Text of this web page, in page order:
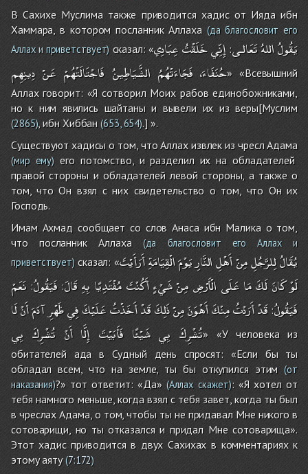
В Сахихе Муслима также приводится хадис от Ияда ибн
Хаммара, в котором посланник Аллаха(да благословит его
Аллах и приветствует) сказал: « يَقُولُاللهُتَعَالـى: إِنِّيخَلَقْتُعِبَادِي
حُنَفَاءَ، فَجَاءَتْهُمُ الشَّيَاطِينُ فَاجْتَالَتْهُمْ عَنْ دِينِهِم
» «Всевышний
Аллах говорит: «Я сотворил Моих рабов единобожниками,
но к ним явились шайтаны и вывели их из веры[Муслим
(2865), ибн Хиббан (653, 654).] ».
Существуют хадисы о том, что Аллах извлек из чресл Адама
(мир ему) его потомство, и разделил их на обладателей
правой стороны и обладателей левой стороны, а также о
том, что Он взял с них свидетельство о том, что Он их
Господь.
Имам Ахмад сообщает со слов Анаса ибн Малика о том,
что посланник Аллаха(да благословит его Аллах и
приветствует)сказал: « يُقَالُلِلرَّجُلِمِنْأَهْلِالنَّارِيَوْمَالْقِيَامَةِأَرَأَيْتَ
لَوْكَانَلَكَمَاعَلَىالْأَرْضِمِنْشَيْءٍأَكُنْتَمُفْتَدِيًابِهِقَالَ:فَيَقُولُ:نَعَمْ
فَيَقُولُ:قَدْأَرَدْتُمِنْكَأَهْوَنَمِنْذَلِكَقَدْأَخَذْتُعَلَيْكَفِيظَهْرِآدَمَأَنْلَا
تُشْرِكَ بِي شَيْئًا فَأَبَيْتَ إِلَّا أَنْ تُشْرِكَ بِي
» «У человека из
обитателей ада в Судный день спросят: «Если бы ты
обладал всем, что на земле, ты бы откупился этим (от
наказания)?» тот ответит: «Да»(Аллах скажет): «Я хотел от
тебя намного меньше, когда взял с тебя завет, когда ты был
в чреслах Адама, о том, чтобы ты не придавал Мне никого в
сотоварищи, но ты отказался и придал Мне сотоварища».
Этот хадис приводится в двух Сахихах в комментариях к
этому аяту(7:172)